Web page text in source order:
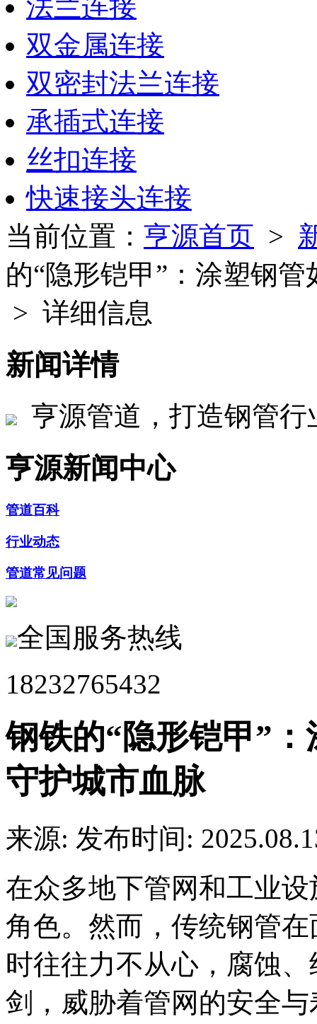
法兰连接
双金属连接
双密封法兰连接
承插式连接
丝扣连接
快速接头连接
当前位置： 亨源首页 >
的“隐形铠甲”：涂塑钢
> 详细信息
新闻详情
亨源管道，打造钢管
亨源新闻中心
管道百科
行业动态
管道常见问题
全国服务热线
18232765432
钢铁的“隐形铠甲”
守护城市血脉
来源: 发布时间:
在众多地下管网和工业
角色。然而，传统钢管
时往往力不从心，腐蚀
剑，威胁着管网的安全